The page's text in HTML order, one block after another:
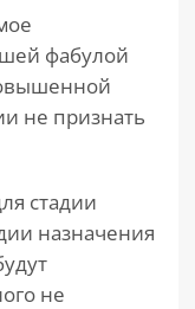
фабулой
не признать
стадии
назначения
не